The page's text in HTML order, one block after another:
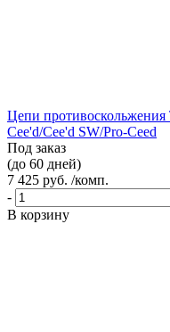
Цепи противоскольжения
Cee'd/Cee'd SW/Pro-Ceed
Под заказ
(до 60 дней)
7 425 руб. /комп.
-
В корзину